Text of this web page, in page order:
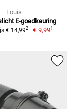
Louis
E-goedkeuring
€ 14,992 € 9,991